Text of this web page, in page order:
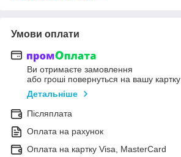
Умови оплати
Ви отримаєте замовлення
або гроші повернуться на вашу картку
Детальніше
Післяплата
Оплата на рахунок
Оплата на картку Visa, MasterCard